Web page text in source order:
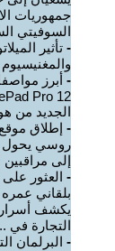
جمهوريات
السوفيتي
- تأثير
- أبرز
Pro 12
الجديد من
- إطلاق
روسي يحول
إلى مراقبين
- العثور على
بلقاني
يكشف
التجارة في
- البرلمان